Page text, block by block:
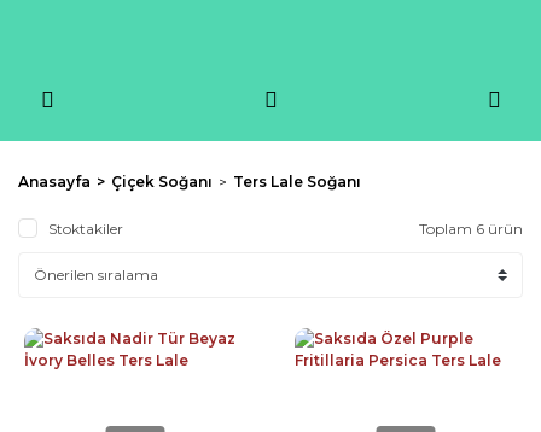
Anasayfa Çiçek Soğanı Ters Lale Soğanı
Stoktakiler Toplam 6 ürün